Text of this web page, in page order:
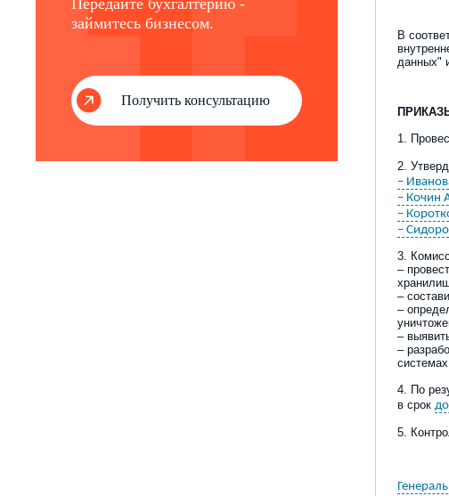
Передайте бухгалтерию -
займитесь бизнесом.
Получить консультацию
В
данных"
1.
2.
–
– Кочин
–
–
3.
–
–
–
–
–
4. По
в срок
5 .